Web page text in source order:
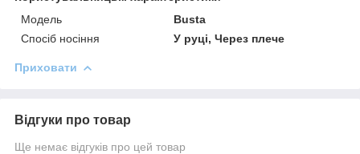
Мoдель
Busta
Спосіб носіння
У руці, Через плече
Приховати
Відгуки про товар
Ще немає відгуків про цей товар